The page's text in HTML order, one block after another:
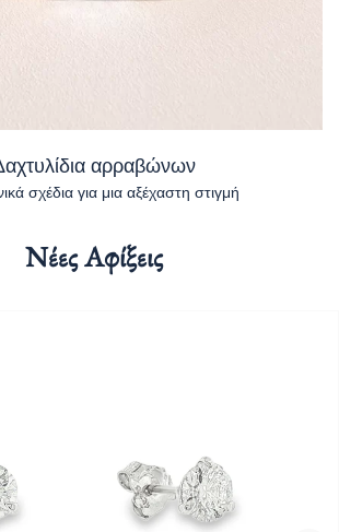
αρραβώνων
σχέδια για μια αξέχαστη στιγμή
Νέες Αφίξεις